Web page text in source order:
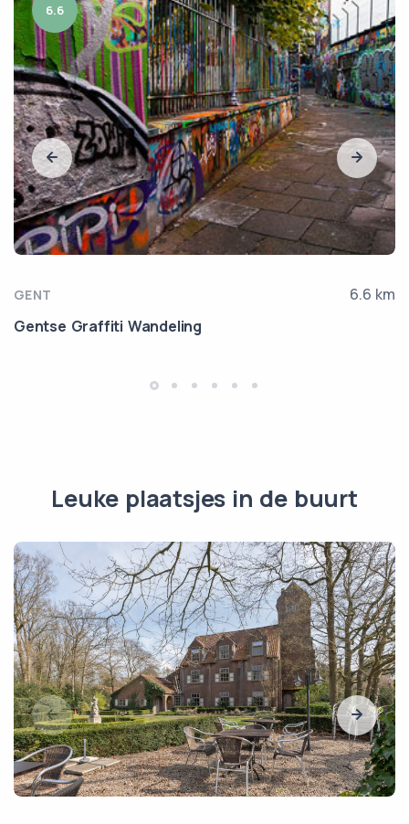
6.6
GENT
6.6 km
Gentse Graffiti Wandeling
Leuke plaatsjes in de buurt